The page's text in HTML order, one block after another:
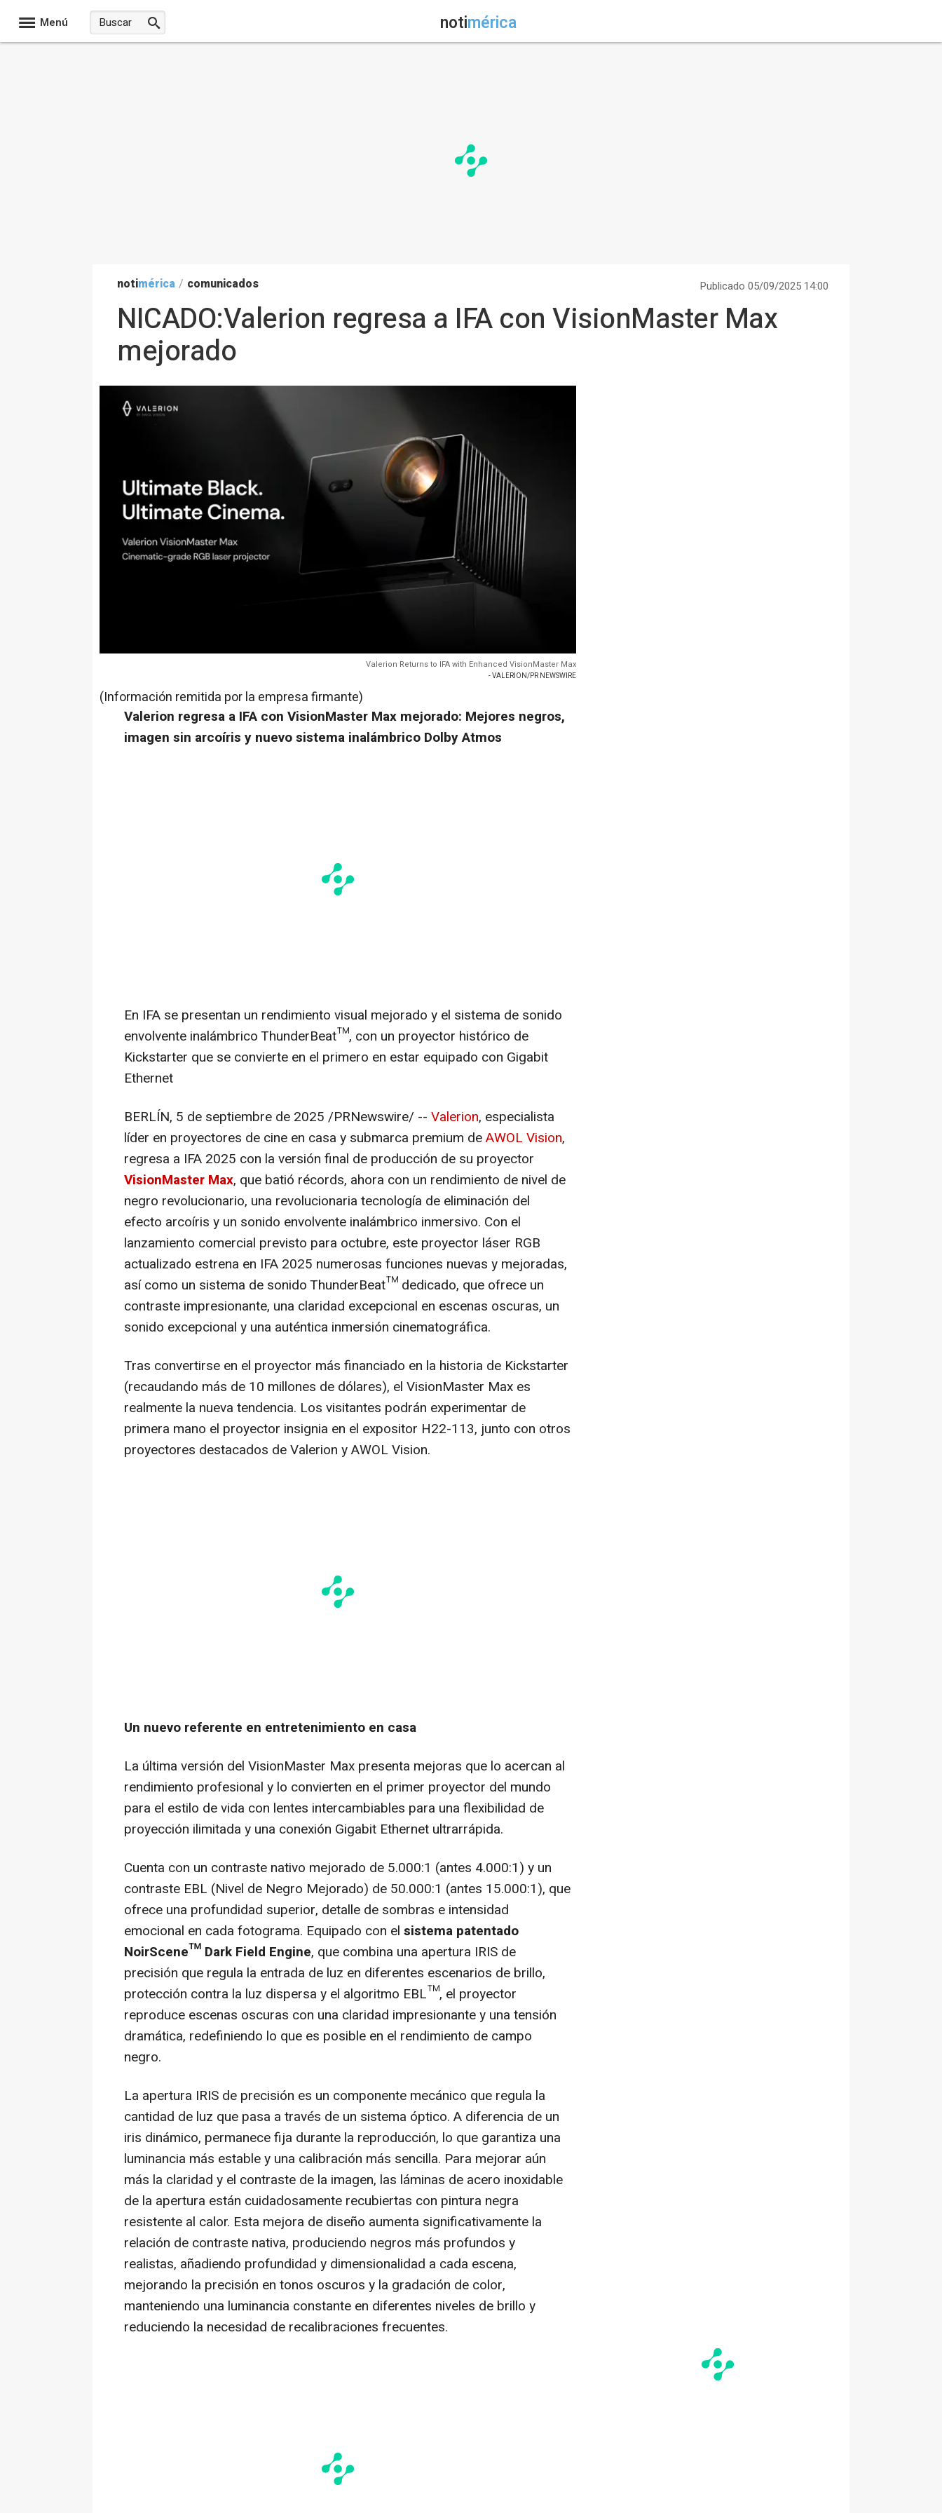
Menú notimérica
notimérica / comunicados Publicado 05/09/2025 14:00
NICADO:Valerion regresa a IFA con VisionMaster Max
mejorado
Valerion Returns to IFA with Enhanced VisionMaster Max
- VALERION/PR NEWSWIRE
(Información remitida por la empresa firmante)
Valerion regresa a IFA con VisionMaster Max mejorado: Mejores negros,
imagen sin arcoíris y nuevo sistema inalámbrico Dolby Atmos
En IFA se presentan un rendimiento visual mejorado y el sistema de sonido
envolvente inalámbrico ThunderBeat™, con un proyector histórico de
Kickstarter que se convierte en el primero en estar equipado con Gigabit
Ethernet
BERLÍN, 5 de septiembre de 2025 /PRNewswire/ -- Valerion, especialista
líder en proyectores de cine en casa y submarca premium deAWOL Vision,
regresa a IFA 2025 con la versión final de producción de su proyector
VisionMaster Max, que batió récords, ahora con un rendimiento de nivel de
negro revolucionario, una revolucionaria tecnología de eliminación del
efecto arcoíris y un sonido envolvente inalámbrico inmersivo. Con el
lanzamiento comercial previsto para octubre, este proyector láser RGB
actualizado estrena en IFA 2025 numerosas funciones nuevas y mejoradas,
así como un sistema de sonido ThunderBeat™ dedicado, que ofrece un
contraste impresionante, una claridad excepcional en escenas oscuras, un
sonido excepcional y una auténtica inmersión cinematográfica.
Tras convertirse en el proyector más financiado en la historia de Kickstarter
(recaudando más de 10 millones de dólares), el VisionMaster Max es
realmente la nueva tendencia. Los visitantes podrán experimentar de
primera mano el proyector insignia en el expositor H22-113, junto con otros
proyectores destacados de Valerion y AWOL Vision.
Un nuevo referente en entretenimiento en casa
La última versión del VisionMaster Max presenta mejoras que lo acercan al
rendimiento profesional y lo convierten en el primer proyector del mundo
para el estilo de vida con lentes intercambiables para una flexibilidad de
proyección ilimitada y una conexión Gigabit Ethernet ultrarrápida.
Cuenta con un contraste nativo mejorado de 5.000:1 (antes 4.000:1) y un
contraste EBL (Nivel de Negro Mejorado) de 50.000:1 (antes 15.000:1), que
ofrece una profundidad superior, detalle de sombras e intensidad
emocional en cada fotograma. Equipado con el sistema patentado
NoirScene™ Dark Field Engine, que combina una apertura IRIS de
precisión que regula la entrada de luz en diferentes escenarios de brillo,
protección contra la luz dispersa y el algoritmo EBL™, el proyector
reproduce escenas oscuras con una claridad impresionante y una tensión
dramática, redefiniendo lo que es posible en el rendimiento de campo
negro.
La apertura IRIS de precisión es un componente mecánico que regula la
cantidad de luz que pasa a través de un sistema óptico. A diferencia de un
iris dinámico, permanece fija durante la reproducción, lo que garantiza una
luminancia más estable y una calibración más sencilla. Para mejorar aún
más la claridad y el contraste de la imagen, las láminas de acero inoxidable
de la apertura están cuidadosamente recubiertas con pintura negra
resistente al calor. Esta mejora de diseño aumenta significativamente la
relación de contraste nativa, produciendo negros más profundos y
realistas, añadiendo profundidad y dimensionalidad a cada escena,
mejorando la precisión en tonos oscuros y la gradación de color,
manteniendo una luminancia constante en diferentes niveles de brillo y
reduciendo la necesidad de recalibraciones frecuentes.